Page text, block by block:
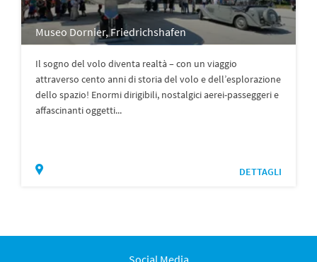
Museo Dornier, Friedrichshafen
Il sogno del volo diventa realtà – con un viaggio
attraverso cento anni di storia del volo e dell’esplorazione
dello spazio! Enormi dirigibili, nostalgici aerei-passeggeri e
affascinanti oggetti...
DETTAGLI
Social Media